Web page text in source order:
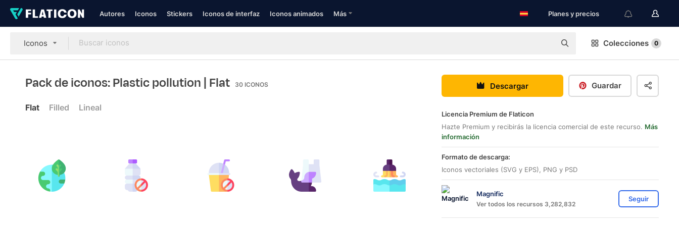
Autores Iconos Stickers Iconos de interfaz Iconos animados Más Planes y precios
Iconos Colecciones 0
Pack de iconos: Plastic pollution | Flat 30 ICONOS
Flat Filled Lineal
Descargar Guardar
Licencia Premium de Flaticon
Hazte Premium y recibirás la licencia comercial de este recurso. Más
información
Formato de descarga:
Iconos vectoriales (SVG y EPS), PNG y PSD
Magnific
Ver todos los recursos 3,282,832
Seguir